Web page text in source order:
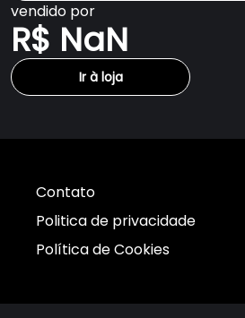
vendido por
R$ NaN
Ir à loja
Contato
Politica de privacidade
Política de Cookies